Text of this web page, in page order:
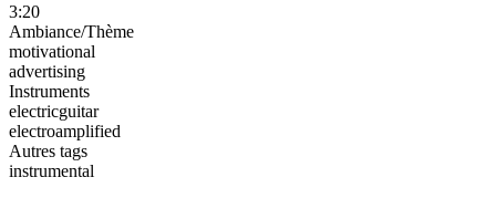
3:20
Ambiance/Thème
motivational
advertising
Instruments
electricguitar
electroamplified
Autres tags
instrumental